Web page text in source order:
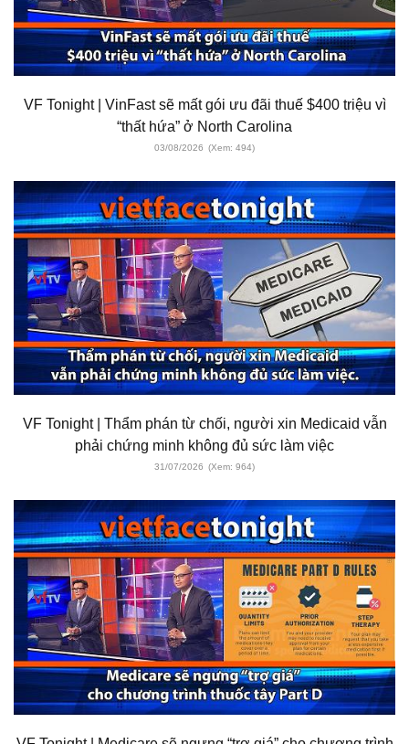
VF Tonight | VinFast sẽ mất gói ưu đãi thuế $400 triệu vì
“thất hứa” ở North Carolina
03/08/2026 (Xem: 494)
VF Tonight | Thẩm phán từ chối, người xin Medicaid vẫn
phải chứng minh không đủ sức làm việc
31/07/2026 (Xem: 964)